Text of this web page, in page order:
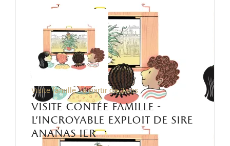
Visite famille - à partir de 3 ans
visite contée famille -
l'incroyable exploit de sire
ananas ier